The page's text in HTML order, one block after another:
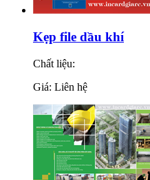
Kẹp file dầu khí
Chất liệu:
Giá: Liên hệ